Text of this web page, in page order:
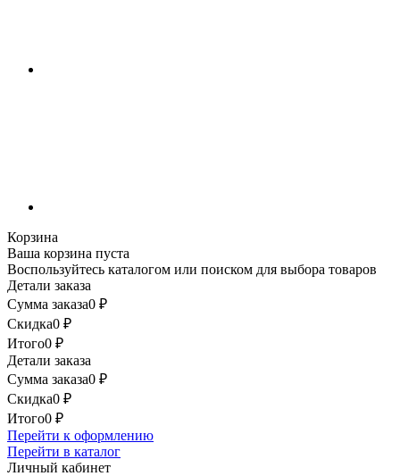
Корзина
Ваша корзина пуста
Воспользуйтесь каталогом или поиском для выбора товаров
Детали заказа
Сумма заказа0 ₽
Скидка0 ₽
Итого0 ₽
Детали заказа
Сумма заказа0 ₽
Скидка0 ₽
Итого0 ₽
Перейти к оформлению
Перейти в каталог
Личный кабинет